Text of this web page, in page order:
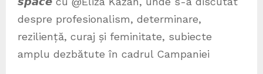
despre profesionalism, determinare,
reziliență, curaj și feminitate, subiecte
amplu dezbătute în cadrul Campaniei